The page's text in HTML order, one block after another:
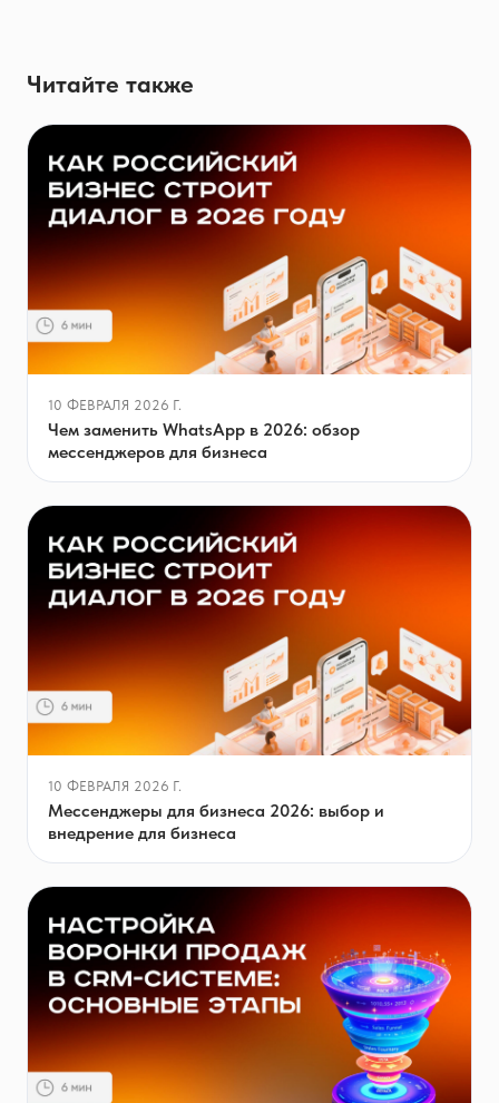
Читайте также
10 ФЕВРАЛЯ 2026 Г.
Чем заменить WhatsApp в 2026: обзор
мессенджеров для бизнеса
10 ФЕВРАЛЯ 2026 Г.
Мессенджеры для бизнеса 2026: выбор и
внедрение для бизнеса